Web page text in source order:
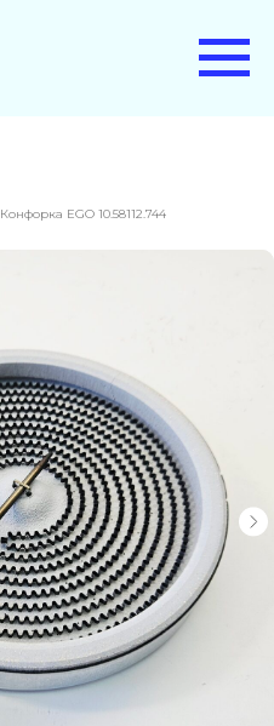
Конфорка EGO 10.58112.744